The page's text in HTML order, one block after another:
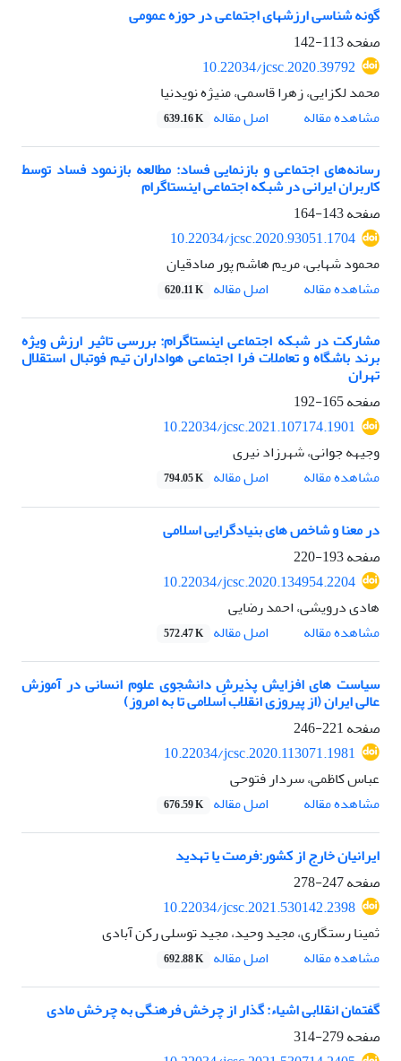
گونه شناسی ارزشهای اجتماعی در حوزه عمومی
صفحه113-142
10.22034/jcsc.2020.39792
محمد لکزایی، زهرا قاسمی، منیژه نویدنیا
مشاهده مقاله
اصل مقاله 639.16 K
رسانه‌های اجتماعی و بازنمایی فساد: مطالعه بازنمود فساد توسط
کاربران ایرانی در شبکه اجتماعی اینستاگرام
صفحه143-164
10.22034/jcsc.2020.93051.1704
محمود شهابی، مریم هاشم پور صادقیان
مشاهده مقاله
اصل مقاله 620.11 K
مشارکت در شبکه اجتماعی اینستاگرام: بررسی تاثیر ارزش ویژه
برند باشگاه و تعاملات فرا اجتماعی هواداران تیم فوتبال استقلال
تهران
صفحه165-192
10.22034/jcsc.2021.107174.1901
وجیهه جوانی، شهرزاد نیری
مشاهده مقاله
اصل مقاله 794.05 K
در معنا و شاخص های بنیادگرایی اسلامی
صفحه193-220
10.22034/jcsc.2020.134954.2204
هادی درویشی، احمد رضایی
مشاهده مقاله
اصل مقاله 572.47 K
سیاست های افزایش پذیرشِ دانشجوی علوم انسانی در آموزش
عالی ایران (از پیروزی انقلاب اسلامی تا به امروز)
صفحه221-246
10.22034/jcsc.2020.113071.1981
عباس کاظمی، سردار فتوحی
مشاهده مقاله
اصل مقاله 676.59 K
ایرانیان خارج از کشور:فرصت یا تهدید
صفحه247-278
10.22034/jcsc.2021.530142.2398
ثمینا رستگاری، مجید وحید، مجید توسلی رکن آبادی
مشاهده مقاله
اصل مقاله 692.88 K
گفتمان انقلابی اشیاء: گذار از چرخش فرهنگی به چرخش مادی
صفحه279-314